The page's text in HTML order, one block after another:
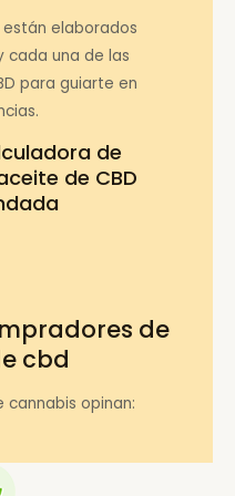
están elaborados
cada una de las
para guiarte en
de
de CBD
de
cbd
opinan: